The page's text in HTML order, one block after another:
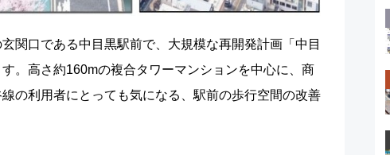
関口である中目黒駅前で、大規模な再開発計画「中目
。高さ約160mの複合タワーマンションを中心に、商
の利用者にとっても気になる、駅前の歩行空間の改善